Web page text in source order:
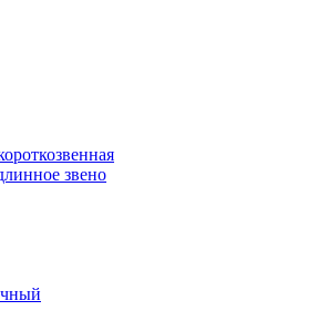
звено